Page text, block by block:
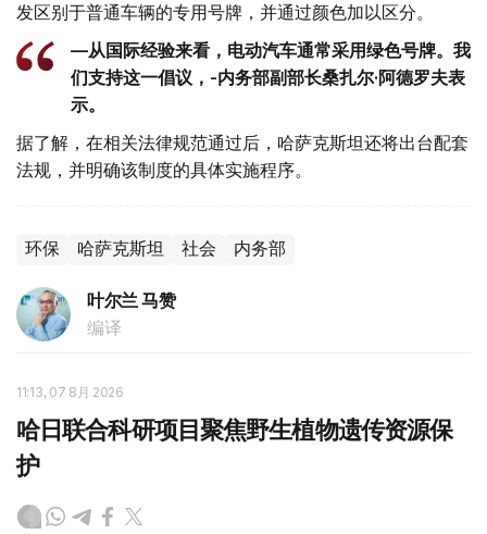
发区别于普通车辆的专用号牌，并通过颜色加以区分。
—从国际经验来看，电动汽车通常采用绿色号牌。我
们支持这一倡议，-内务部副部长桑扎尔·阿德罗夫表
示。
据了解，在相关法律规范通过后，哈萨克斯坦还将出台配套
法规，并明确该制度的具体实施程序。
环保 哈萨克斯坦 社会 内务部
叶尔兰 马赞
编译
11:13, 07 8月 2026
哈日联合科研项目聚焦野生植物遗传资源保
护